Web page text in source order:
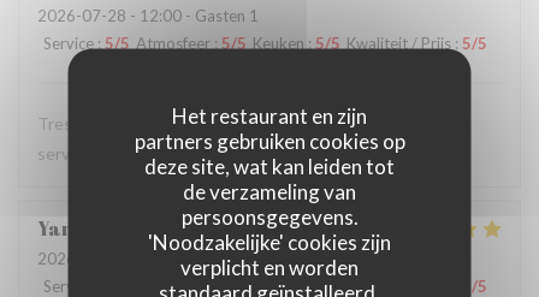
Het restaurant en zijn
partners gebruiken cookies op
deze site, wat kan leiden tot
de verzameling van
persoonsgegevens.
'Noodzakelijke' cookies zijn
verplicht en worden
2026-07-28 - 12:00 - Gasten 1
Service : 5/5 Atmosfeer : 5/5 Keuken : 5/5 Kwaliteit / Prijs : 5/5
Tres bon restaurant, excellente cuisine et serveuse et
serveur au top
Yann
2026-07-28
- 12:15 - Gasten 2
Service
Atmosfeer: 5/5 Keuken:5/5 Kwaliteit / Prijs /5